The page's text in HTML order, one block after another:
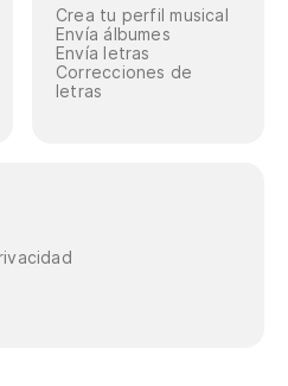
Crea tu perfil musical
Envía álbumes
Envía letras
Correcciones de
letras